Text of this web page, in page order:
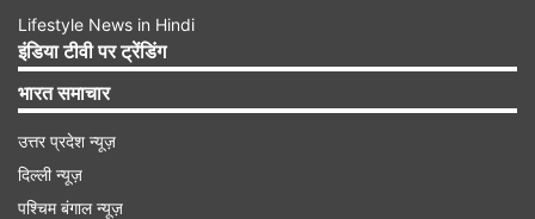
Lifestyle News in Hindi
इंडिया टीवी पर ट्रेंडिंग
भारत समाचार
उत्तर प्रदेश न्यूज़
दिल्ली न्यूज़
पश्चिम बंगाल न्यूज़